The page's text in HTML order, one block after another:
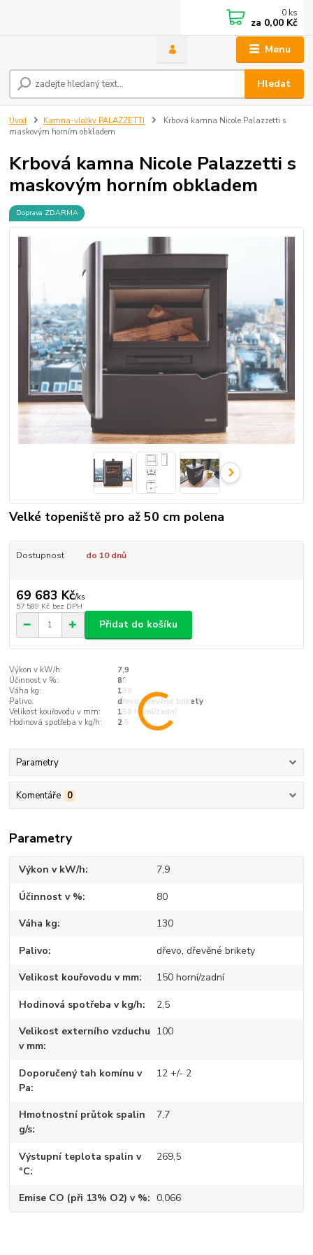
Menu
Hledat
0 ks
za 0,00 Kč
Úvod Kamna-vložky PALAZZETTI
Krbová kamna Nicole Palazzetti s
maskovým horním obkladem
Krbová kamna Nicole Palazzetti s
maskovým horním obkladem
Doprava ZDARMA
Velké topeniště pro až 50 cm polena
Dostupnost do 10 dnů
69 683 Kč/ks
57 589 Kč bez DPH
Přidat do košíku
Výkon v kW/h:
7,9
Účinnost v %:
80
Váha kg:
130
Palivo:
dřevo, dřevěné brikety
Velikost kouřovodu v mm:
150 horní/zadní
Hodinová spotřeba v kg/h:
2,5
Parametry
Komentáře 0
Parametry
Výkon v kW/h 7,9
Účinnost v % 80
Váha kg 130
Palivo dřevo, dřevěné brikety
Velikost kouřovodu v mm 150 horní/zadní
Hodinová spotřeba v kg/h 2,5
Velikost externího vzduchu
v mm
100
Doporučený tah komínu v
Pa
12 +/- 2
Hmotnostní průtok spalin
g/s
7,7
Výstupní teplota spalin v
°C
269,5
Emise CO (při 13% O2) v % 0,066